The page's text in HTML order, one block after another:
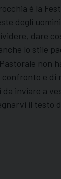
è la
degli
dare
lo stile
non
e di
inviare a
il